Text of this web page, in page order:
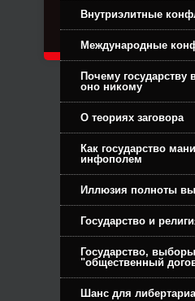
Внутриэлитные
Международные
Почему государству
оно никому
О теориях заговора
Как государство
инфополем
Иллюзия полноты
Государство и
Государство,
"общественный
Шанс для
Связь с администрацией